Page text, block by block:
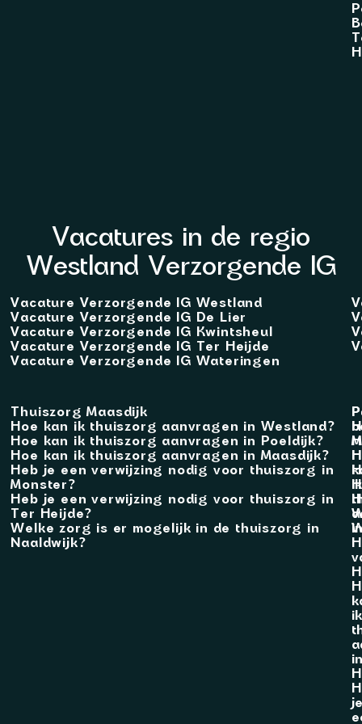
Vacatures in de regio
Westland Verzorgende IG
Vacature Verzorgende IG Westland
Vacature Verzorgende IG De Lier
Vacature Verzorgende IG Kwintsheul
Vacature Verzorgende IG Ter Heijde
Vacature Verzorgende IG Wateringen
Thuiszorg Maasdijk
Hoe kan ik thuiszorg aanvragen in Westland?
Hoe kan ik thuiszorg aanvragen in Poeldijk?
Hoe kan ik thuiszorg aanvragen in Maasdijk?
Heb je een verwijzing nodig voor thuiszorg in
Monster?
Heb je een verwijzing nodig voor thuiszorg in
Ter Heijde?
Welke zorg is er mogelijk in de thuiszorg in
Naaldwijk?